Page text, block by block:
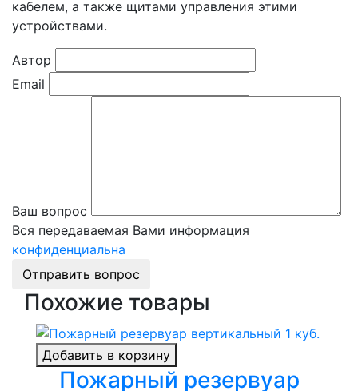
кабелем, а также щитами управления этими
устройствами.
Автор
Email
Ваш вопрос
Вся передаваемая Вами информация
конфиденциальна
Отправить вопрос
Похожие товары
Добавить в корзину
Пожарный резервуар